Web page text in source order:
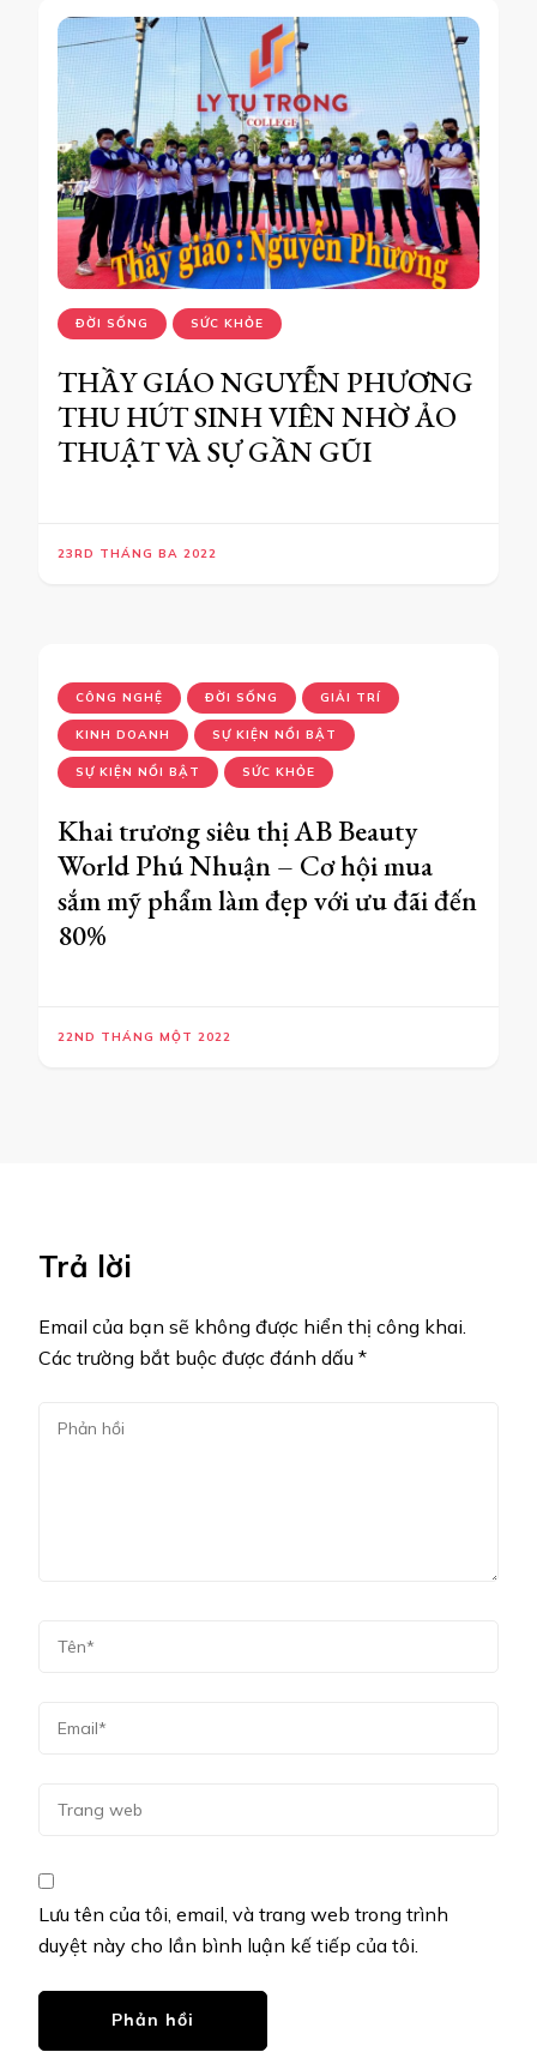
ĐỜI SỐNG SỨC KHỎE
THẦY GIÁO NGUYỄN PHƯƠNG
THU HÚT SINH VIÊN NHỜ ẢO
THUẬT VÀ SỰ GẦN GŨI
23RD THÁNG BA 2022
CÔNG NGHỆ ĐỜI SỐNG GIẢI TRÍ
KINH DOANH SỰ KIỆN NỔI BẬT
SỰ KIỆN NỔI BẬT SỨC KHỎE
Khai trương siêu thị AB Beauty
World Phú Nhuận – Cơ hội mua
sắm mỹ phẩm làm đẹp với ưu đãi đến
80%
22ND THÁNG MỘT 2022
Trả lời
Email của bạn sẽ không được hiển thị công khai.
Các trường bắt buộc được đánh dấu *
Lưu tên của tôi, email, và trang web trong trình
duyệt này cho lần bình luận kế tiếp của tôi.